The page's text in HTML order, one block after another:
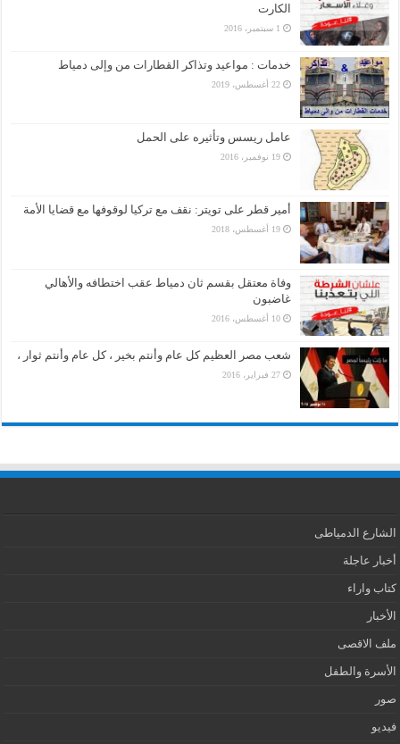
الكارت
1 سبتمبر، 2016
خدمات : مواعيد وتذاكر القطارات من وإلى دمياط
22 أغسطس، 2019
عامل ريسس وتأثيره على الحمل
19 نوفمبر، 2016
أمير قطر على تويتر: نقف مع تركيا لوقوفها مع قضايا الأمة
19 أغسطس، 2018
وفاة معتقل بقسم ثان دمياط عقب اختطافه والأهالي
غاضبون
10 أغسطس، 2016
شعب مصر العظيم كل عام وأنتم بخير ، كل عام وأنتم ثوار ،
27 فبراير، 2016
الشارع الدمياطى
أخبار عاجلة
كتاب واراء
الأخبار
ملف الاقصى
الأسرة والطفل
صور
فيديو